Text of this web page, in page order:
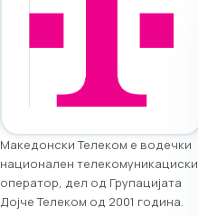
Македонски Телеком е водечки
национален телекомуникациски
оператор, дел од Групацијата
Дојче Телеком од 2001 година.